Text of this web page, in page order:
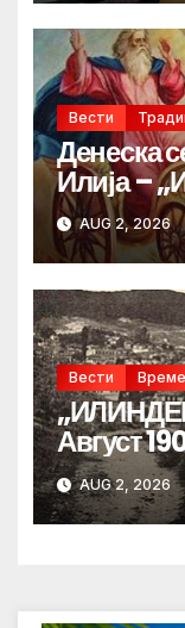
Вести
Денеска
Илија –
AUG 2, 2026
Вести
Август
AUG 2, 2026